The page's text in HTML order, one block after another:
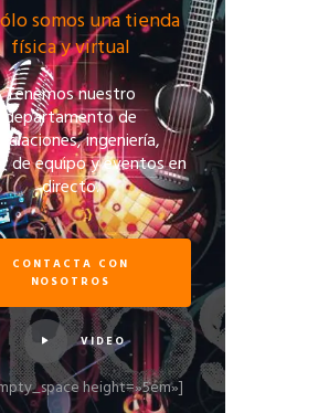
somos una tienda
física y virtual
Tenemos nuestro
departamento de
ingeniería,
de equipo y eventos en
directo.
CONTACTA CON
NOSOTROS
VIDEO
height=»5em»]